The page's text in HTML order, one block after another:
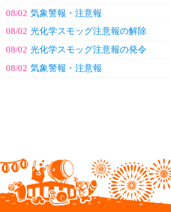
08/02 気象警報・注意報
08/02 光化学スモッグ注意報の解除
08/02 光化学スモッグ注意報の発令
08/02 気象警報・注意報